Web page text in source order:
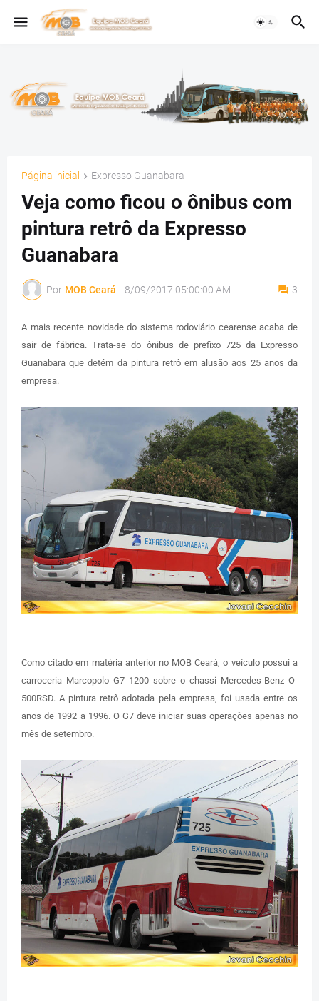
Página inicial Expresso Guanabara
Veja como ficou o ônibus com
pintura retrô da Expresso
Guanabara
Por MOB Ceará - 8/09/2017 05:00:00 AM 3
A mais recente novidade do sistema rodoviário cearense acaba de
sair de fábrica. Trata-se do ônibus de prefixo 725 da Expresso
Guanabara que detém da pintura retrô em alusão aos 25 anos da
empresa.
Como citado em matéria anterior no MOB Ceará, o veículo possui a
carroceria Marcopolo G7 1200 sobre o chassi Mercedes-Benz O-
500RSD. A pintura retrô adotada pela empresa, foi usada entre os
anos de 1992 a 1996. O G7 deve iniciar suas operações apenas no
mês de setembro.